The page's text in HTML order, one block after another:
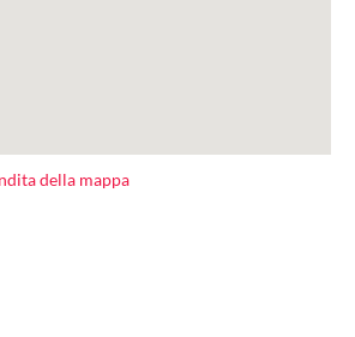
della mappa